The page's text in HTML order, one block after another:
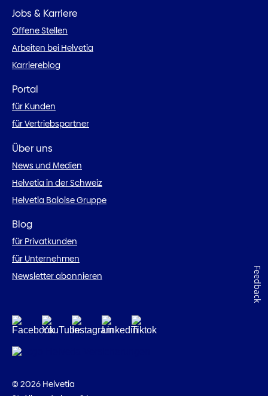
Jobs & Karriere
Offene Stellen
Arbeiten bei Helvetia
Karriereblog
Portal
für Kunden
für Vertriebspartner
Über uns
News und Medien
Helvetia in der Schweiz
Helvetia Baloise Gruppe
Blog
für Privatkunden
für Unternehmen
Newsletter abonnieren
© 2026 Helvetia
Feedback